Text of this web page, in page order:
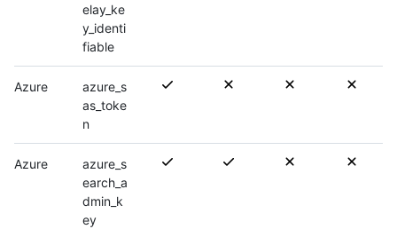
elay_ke
y_identi
fiable
Azure
azure_s
as_toke
n
Azure
azure_s
earch_a
dmin_k
ey